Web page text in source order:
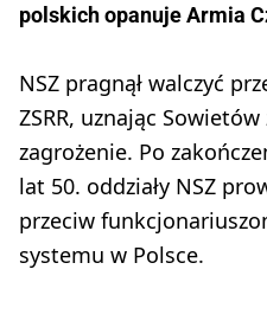
polskich opanuje Armia
NSZ pragnął walczyć
ZSRR, uznając
zagrożenie. Po
lat 50. oddziały NSZ
przeciw
systemu w Polsce.